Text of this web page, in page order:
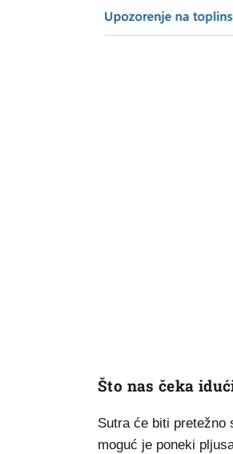
Što nas čeka
Sutra će biti pretežno
moguć je poneki